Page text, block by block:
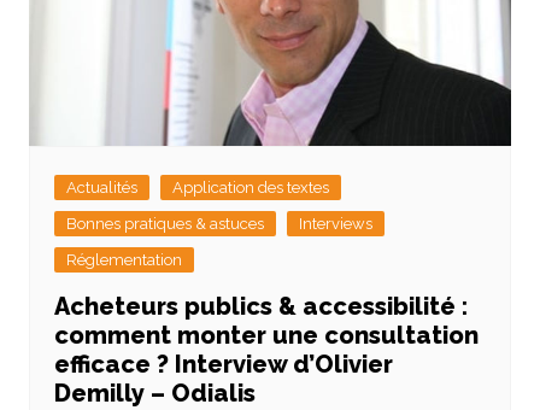
Actualités
Application des textes
Bonnes pratiques & astuces
Interviews
Réglementation
Acheteurs publics & accessibilité :
comment monter une consultation
efficace ? Interview d’Olivier
Demilly – Odialis